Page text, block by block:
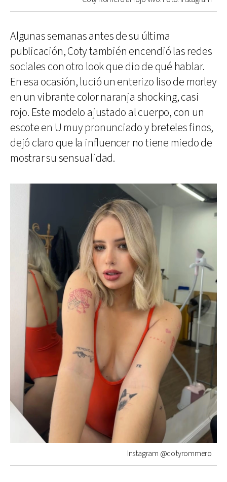
Algunas semanas antes de su última
publicación, Coty también encendió las redes
sociales con otro look que dio de qué hablar.
En esa ocasión, lució un enterizo liso de morley
en un vibrante color naranja shocking, casi
rojo. Este modelo ajustado al cuerpo, con un
escote en U muy pronunciado y breteles finos,
dejó claro que la influencer no tiene miedo de
mostrar su sensualidad.
Instagram @cotyrommero